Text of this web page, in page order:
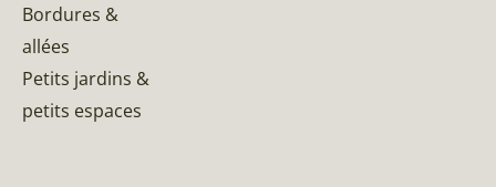
Bordures &
allées
Petits jardins &
petits espaces